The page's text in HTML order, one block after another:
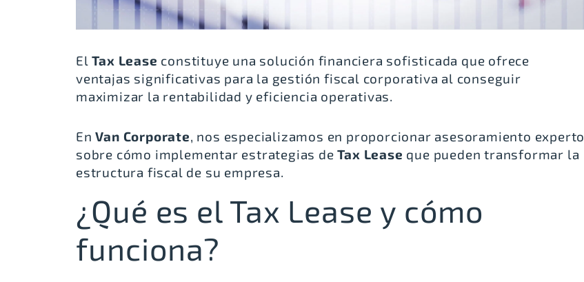
ElTax Lease constituye una solución financiera sofisticada que ofrece
ventajas significativas para la gestión fiscal corporativa al conseguir
maximizar la rentabilidad y eficiencia operativas.
EnVan Corporate, nos especializamos en proporcionar asesoramiento experto
sobre cómo implementar estrategias deTax Lease que pueden transformar la
estructura fiscal de su empresa.
¿Qué es el Tax Lease y cómo
funciona?